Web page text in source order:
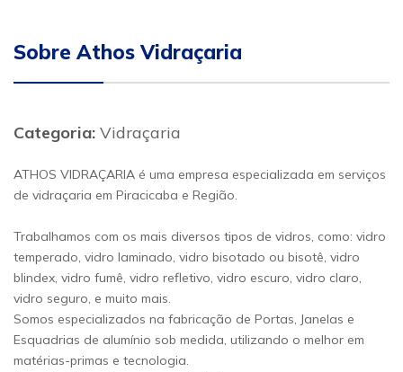
Sobre Athos Vidraçaria
Categoria: Vidraçaria
ATHOS VIDRAÇARIA é uma empresa especializada em serviços
de vidraçaria em Piracicaba e Região.
Trabalhamos com os mais diversos tipos de vidros, como: vidro
temperado, vidro laminado, vidro bisotado ou bisotê, vidro
blindex, vidro fumê, vidro refletivo, vidro escuro, vidro claro,
vidro seguro, e muito mais.
Somos especializados na fabricação de Portas, Janelas e
Esquadrias de alumínio sob medida, utilizando o melhor em
matérias-primas e tecnologia.